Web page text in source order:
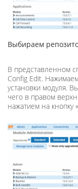
Выбираем
В представленном
Config Edit.
установки модуля.
чего в правом
нажатием на кнопку «